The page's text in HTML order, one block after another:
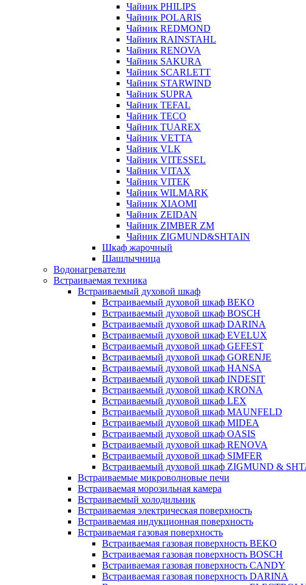
Чайник PHILIPS
Чайник POLARIS
Чайник REDMOND
Чайник RAINSTAHL
Чайник RENOVA
Чайник SAKURA
Чайник SCARLETT
Чайник STARWIND
Чайник SUPRA
Чайник TEFAL
Чайник TECO
Чайник TUAREX
Чайник VETTA
Чайник VLK
Чайник VITESSEL
Чайник VITAX
Чайник VITEK
Чайник WILMARK
Чайник XIAOMI
Чайник ZEIDAN
Чайник ZIMBER ZM
Чайник ZIGMUND&SHTAIN
Шкаф жарочный
Шашлычница
Водонагреватели
Встраиваемая техника
Встраиваемый духовой шкаф
Встраиваемый духовой шкаф BEKO
Встраиваемый духовой шкаф BOSCH
Встраиваемый духовой шкаф DARINA
Встраиваемый духовой шкаф EVELUX
Встраиваемый духовой шкаф GEFEST
Встраиваемый духовой шкаф GORENJE
Встраиваемый духовой шкаф HANSA
Встраиваемый духовой шкаф INDESIT
Встраиваемый духовой шкаф KRONA
Встраиваемый духовой шкаф LEX
Встраиваемый духовой шкаф MAUNFELD
Встраиваемый духовой шкаф MIDEA
Встраиваемый духовой шкаф OASIS
Встраиваемый духовой шкаф RENOVA
Встраиваемый духовой шкаф SIMFER
Встраиваемый духовой шкаф ZIGMUND &
Встраиваемые микроволновые печи
Встраиваемая морозильная камера
Встраиваемый холодильник
Встраиваемая электрическая поверхность
Встраиваемая индукционная поверхность
Встраиваемая газовая поверхность
Встраиваемая газовая поверхность BEKO
Встраиваемая газовая поверхность BOSCH
Встраиваемая газовая поверхность CANDY
Встраиваемая газовая поверхность DARINA